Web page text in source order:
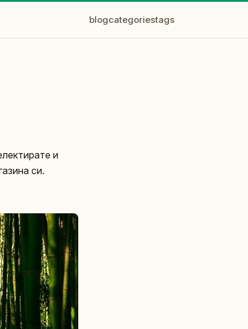
blogcategoriestags
и
си.